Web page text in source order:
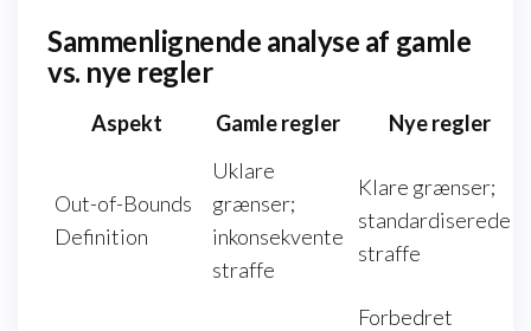
Sammenlignende analyse af gamle
vs. nye regler
Aspekt Gamle regler Nye regler
Out-of-Bounds
Definition
Uklare
grænser;
inkonsekvente
straffe
Klare grænser;
standardiserede
straffe
Forbedret